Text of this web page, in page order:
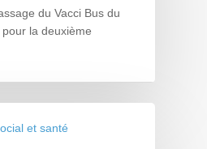
du Vacci Bus du
la deuxième
et santé